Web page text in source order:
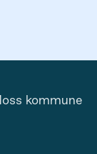
kommune